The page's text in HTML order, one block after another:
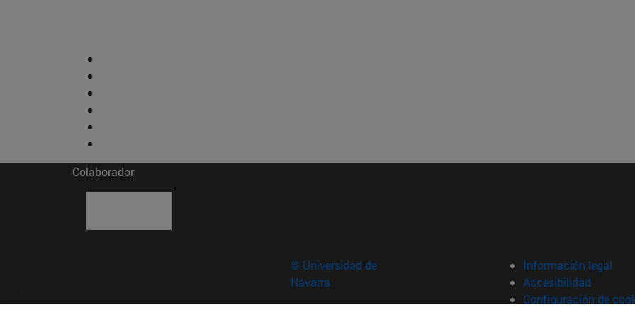
Colaborador
© Universidad de
Navarra
Información legal
Accesibilidad
Configuración de